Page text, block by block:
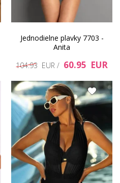
Jednodielne plavky 7703 -
Anita
104.93 EUR / 60.95 EUR